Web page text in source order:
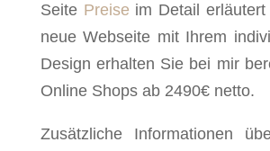
Seite Preise im Detail
neue Webseite mit Ihrem
Design erhalten Sie bei mir
Online Shops ab 2490€ netto.
Zusätzliche Informationen